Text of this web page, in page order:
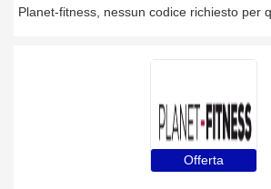
Planet-fitness, nessun codice richiesto per
Offerta